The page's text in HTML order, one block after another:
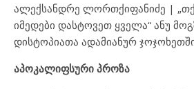
ალექსანდრე ლორთქიფანიძე |
იმედები დასტოვეთ ყველა“ ანუ
დისტოპიათა ადამიანურ
აპოკალიფსური პროზა